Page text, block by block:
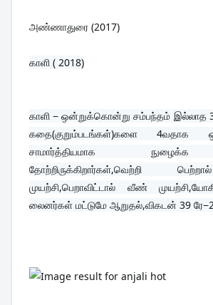
அண்ணாதுரை (2017)
காளி ( 2018)
காளி − ஒன்றுக்கொன்று சம்பந்தம் இல்லாத
கதை(குறும்படங்கள்)களை 4வதாக
சாமார்த்தியமாக நுழைக்க
தோற்றிருக்கிறார்கள்,வெற்றி
முயற்சி,பெறாவிட்டால் வீண்
லைனர்கள் மட்டுமே ஆறுதல்,விகடன் 39